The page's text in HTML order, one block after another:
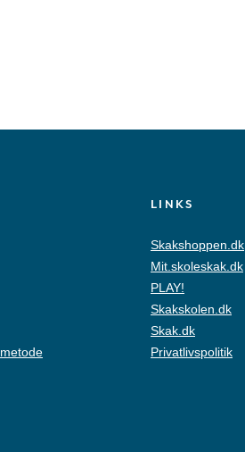
LINKS
Skakshoppen.dk
Mit.skoleskak.dk
PLAY!
Skakskolen.dk
Skak.dk
Privatlivspolitik